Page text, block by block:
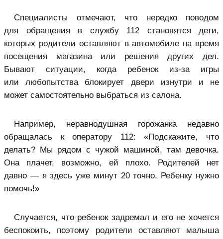
Специалисты отмечают, что нередко поводом
для обращения в службу 112 становятся дети,
которых родители оставляют в автомобиле на время
посещения магазина или решения других дел.
Бывают ситуации, когда ребенок из‑за игры
или любопытства блокирует двери изнутри и не
может самостоятельно выбраться из салона.
Например, неравнодушная горожанка недавно
обращалась к оператору 112: «Подскажите, что
делать? Мы рядом с чужой машиной, там девочка.
Она плачет, возможно, ей плохо. Родителей нет
давно — я здесь уже минут 20 точно. Ребенку нужно
помочь!»
Случается, что ребенок задремал и его не хочется
беспокоить, поэтому родители оставляют малыша